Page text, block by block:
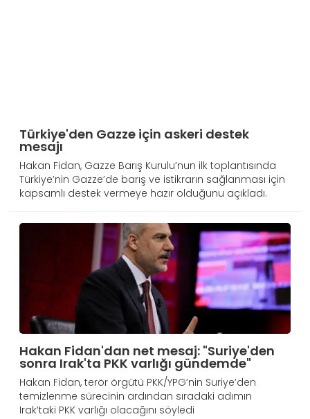
Türkiye'den Gazze için askeri destek
mesajı
Hakan Fidan, Gazze Barış Kurulu’nun ilk toplantısında
Türkiye’nin Gazze’de barış ve istikrarın sağlanması için
kapsamlı destek vermeye hazır olduğunu açıkladı.
Hakan Fidan'dan net mesaj: "Suriye'den
sonra Irak'ta PKK varlığı gündemde"
Hakan Fidan, terör örgütü PKK/YPG’nin Suriye’den
temizlenme sürecinin ardından sıradaki adımın
Irak’taki PKK varlığı olacağını söyledi